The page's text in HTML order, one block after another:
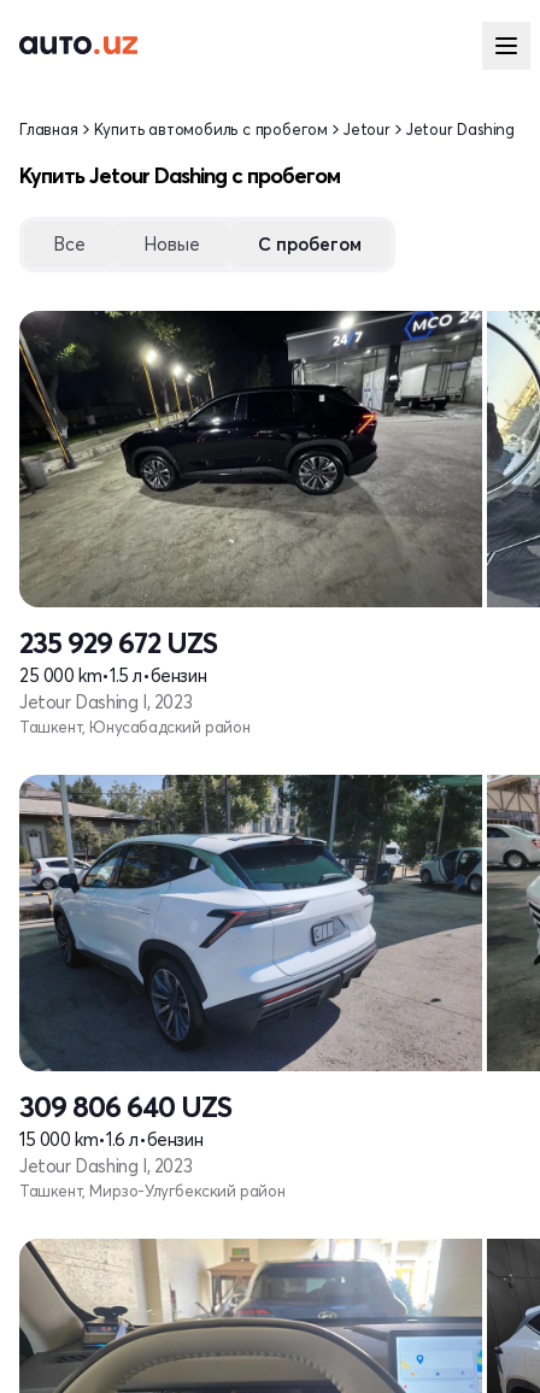
Главная Купить автомобиль с пробегом Jetour Jetour Dashing
Купить Jetour Dashing с пробегом
Все Новые С пробегом
235 929 672 UZS
25 000 km•1.5 л•бензин
Jetour Dashing I, 2023
Ташкент, Юнусабадский район
309 806 640 UZS
15 000 km•1.6 л•бензин
Jetour Dashing I, 2023
Ташкент, Мирзо-Улугбекский район